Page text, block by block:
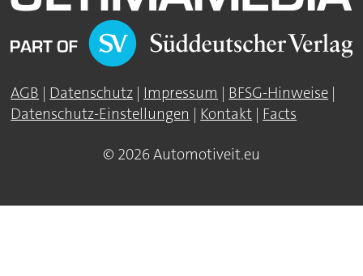
AGB | Datenschutz | Impressum | BFSG-Hinweise |
Datenschutz-Einstellungen | Kontakt | Facts
© 2026 Automotiveit.eu